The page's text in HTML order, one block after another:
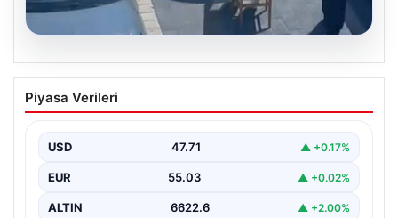
05.08.2026
Yalova’da Şaşırtan Engelleme: Kafe
Önüne Park Etmek İsteyen Sürücüye
Yalova'da yaşanan sıra dışı bir olay, gündeme damgasını
Piyasa Verileri
USD 47.71 ▲ +0.17%
EUR 55.03 ▲ +0.02%
ALTIN 6622.6 ▲ +2.00%